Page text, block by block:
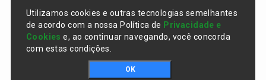
Utilizamos cookies e outras tecnologias semelhantes
de acordo com a nossa Política de Privacidade e
Cookies e, ao continuar navegando, você concorda
com estas condições.
OK